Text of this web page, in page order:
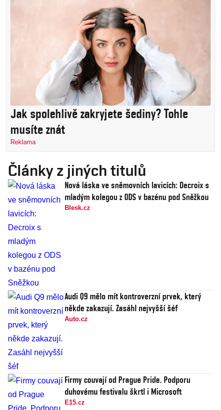
Jak spolehlivě zakryjete šediny? Tohle
musíte znát
Reklama
Články z jiných titulů
Nová láska ve sněmovních lavicích: Decroix s
mladým kolegou z ODS v bazénu pod Sněžkou
Blesk.cz
Audi Q9 mělo mít kontroverzní prvek, který
někde zakazují. Zasáhl nejvyšší šéf
Auto.cz
Firmy couvají od Prague Pride. Podporu
duhovému festivalu škrtl i Microsoft
E15.cz